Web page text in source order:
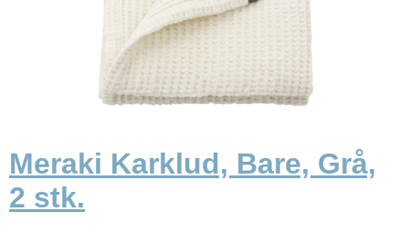
Meraki Karklud, Bare, Grå,
2 stk.